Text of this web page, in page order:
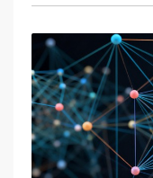
大模型极限架
模型,所建立起
涌现和尺度律
直接判据。
告旨在探讨
首先，分析
创新带来的关
Science的理
是三层协同演